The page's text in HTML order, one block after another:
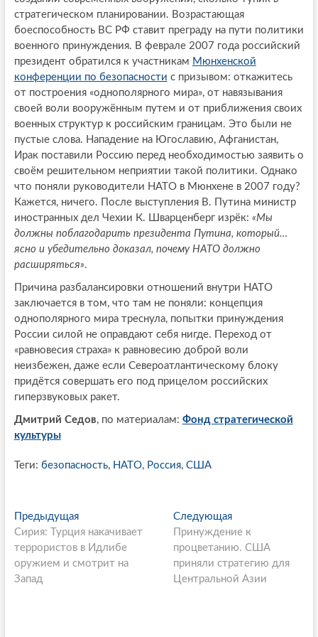
стратегическом планировании. Возрастающая
боеспособность ВС РФ ставит преграду на пути политики
военного принуждения. В феврале 2007 года российский
президент обратился к участникам Мюнхенской
конференции по безопасности с призывом: откажитесь
от построения «однополярного мира», от навязывания
своей воли вооружённым путем и от приближения своих
военных структур к российским границам. Это были не
пустые слова. Нападение на Югославию, Афганистан,
Ирак поставили Россию перед необходимостью заявить о
своём решительном неприятии такой политики. Однако
что поняли руководители НАТО в Мюнхене в 2007 году?
Кажется, ничего. После выступления В. Путина министр
иностранных дел Чехии К. Шварценберг изрёк: «Мы
должны поблагодарить президента Путина, который…
ясно и убедительно доказал, почему НАТО должно
расширяться».
Причина разбалансировки отношений внутри НАТО
заключается в том, что там не поняли: концепция
однополярного мира треснула, попытки принуждения
России силой не оправдают себя нигде. Переход от
«равновесия страха» к равновесию доброй воли
неизбежен, даже если Североатлантическому блоку
придётся совершать его под прицелом российских
гиперзвуковых ракет.
Дмитрий Седов, по материалам: Фонд стратегической
культуры
Теги: безопасность, НАТО, Россия, США
P
o
s
t
ПредыдущаяП
р
е
д
Сирия: Турция накачивает
террористов в Идлибе
оружием и смотрит на
Запад
Следующая
л
е
д
у
Принуждение к
процветанию. США
приняли стратегию для
Центральной Азии